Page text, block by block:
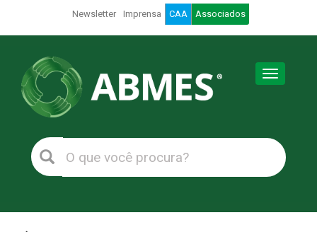
Newsletter Imprensa CAA Associados
Toggle